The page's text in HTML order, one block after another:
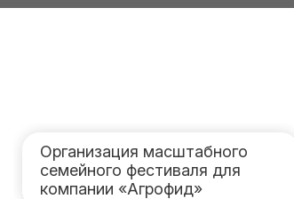
Организация масштабного
семейного фестиваля для
компании «Агрофид»